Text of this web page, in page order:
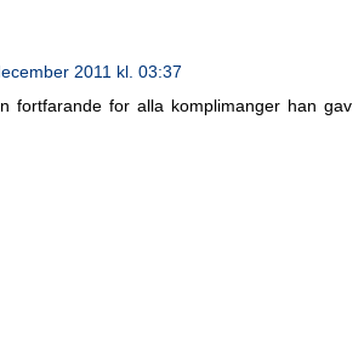
2011 kl. 03:37
fortfarande for alla komplimanger han gav